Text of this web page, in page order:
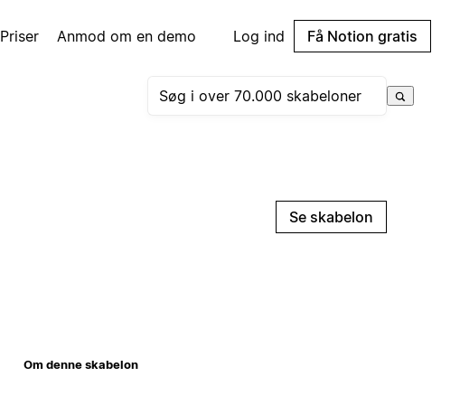
Priser Anmod om en demo Log ind Få Notion gratis
Se skabelon
Om denne skabelon